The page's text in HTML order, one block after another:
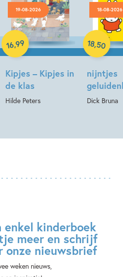
19-08-2026
Kipjes – Kipjes in
de klas
Hilde Peters
16,99
Hardcover
18-08-2026
nijntjes
Dick Bruna
18,50
Hardcover
enkel kinderboek
meer en schrijf
onze nieuwsbrief
weken nieuws,